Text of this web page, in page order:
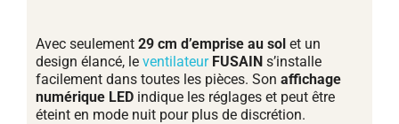
Avec seulement 29 cm d’emprise au sol et un
design élancé, le ventilateur FUSAIN s’installe
facilement dans toutes les pièces. Son affichage
numérique LED indique les réglages et peut être
éteint en mode nuit pour plus de discrétion.